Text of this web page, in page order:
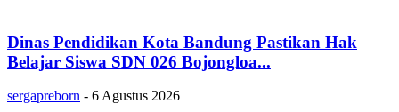
Dinas Pendidikan Kota Bandung Pastikan Hak
Belajar Siswa SDN 026 Bojongloa...
sergapreborn - 6 Agustus 2026